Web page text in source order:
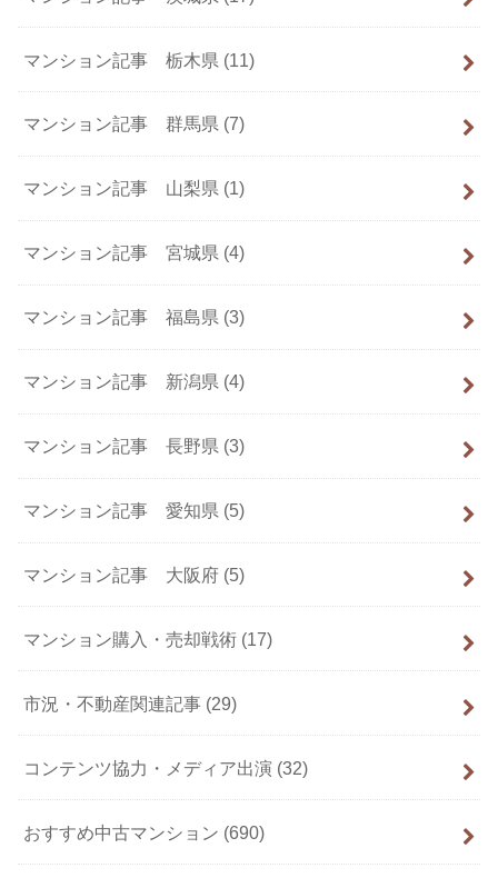
マンション記事 栃木県 (11)
マンション記事 群馬県 (7)
マンション記事 山梨県 (1)
マンション記事 宮城県 (4)
マンション記事 福島県 (3)
マンション記事 新潟県 (4)
マンション記事 長野県 (3)
マンション記事 愛知県 (5)
マンション記事 大阪府 (5)
マンション購入・売却戦術 (17)
市況・不動産関連記事 (29)
コンテンツ協力・メディア出演 (32)
おすすめ中古マンション (690)